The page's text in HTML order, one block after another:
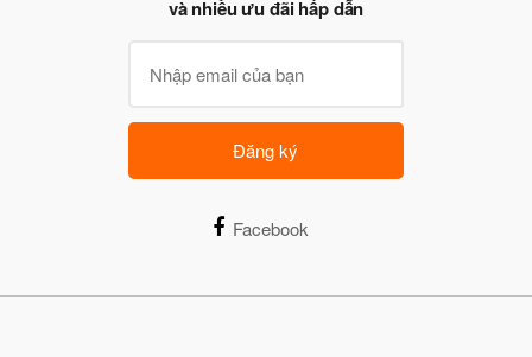
và nhiều ưu đãi hấp dẫn
Đăng ký
Facebook